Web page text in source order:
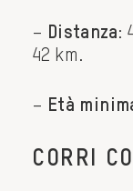
– Distanza:
42 km.
– Età
CORRI